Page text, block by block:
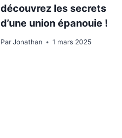
découvrez les secrets
d’une union épanouie !
ParJonathan 1 mars 2025